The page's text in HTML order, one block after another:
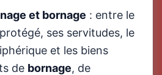
et bornage : entre le
ses servitudes, le
et les biens
de bornage, de